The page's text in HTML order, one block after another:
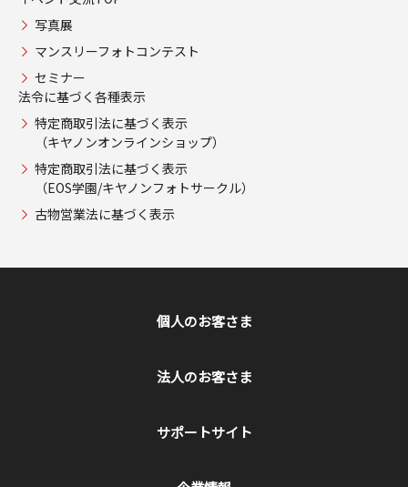
写真展
マンスリーフォトコンテスト
セミナー
法令に基づく各種表示
特定商取引法に基づく表示
（キヤノンオンラインショップ）
特定商取引法に基づく表示
（EOS学園/キヤノンフォトサークル）
古物営業法に基づく表示
個人のお客さま
法人のお客さま
サポートサイト